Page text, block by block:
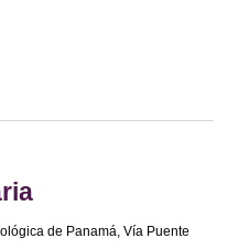
de Panamá, Vía Puente